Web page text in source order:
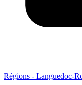
Régions - Languedoc-